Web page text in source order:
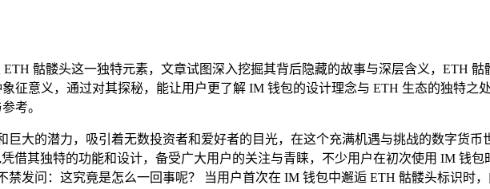
骷髅头这一独特元素，文章试图深入挖掘其背后隐藏的故事与深层含义，ETH
征意义，通过对其探秘，能让用户更了解 IM 钱包的设计理念与 ETH 生态的独特之
考。
大的潜力，吸引着无数投资者和爱好者的目光，在这个充满机遇与挑战的数字货币
借其独特的功能和设计，备受广大用户的关注与青睐，不少用户在初次使用 IM 钱
发问：这究竟是怎么一回事呢？ 当用户首次在 IM 钱包中邂逅 ETH 骷髅头标识时